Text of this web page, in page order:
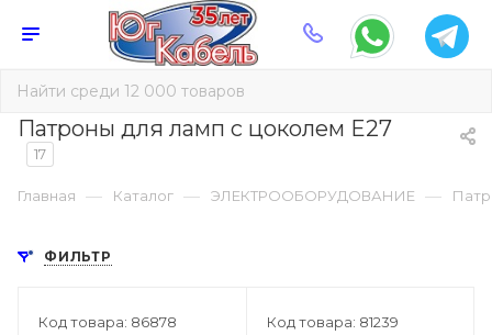
Патроны для ламп с цоколем E27
17
Главная — Каталог — ЭЛЕКТРООБОРУДОВАНИЕ —
ФИЛЬТР
Код товара: 86878 Код товара: 81239